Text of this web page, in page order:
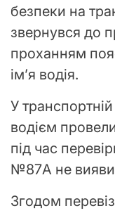
безпеки на
звернувся до
проханням
ім’я водія.
У
водієм
під час
№87А не
Згодом